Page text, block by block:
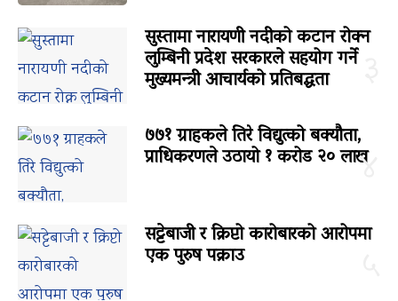
सुस्तामा नारायणी नदीको कटान रोक्न
लुम्बिनी प्रदेश सरकारले सहयोग गर्ने
मुख्यमन्त्री आचार्यको प्रतिबद्धता
४
७७१ ग्राहकले तिरे विद्युत्को बक्यौता,
प्राधिकरणले उठायो १ करोड २० लाख
सट्टेबाजी र क्रिप्टो कारोबारको आरोपमा
एक पुरुष पक्राउ